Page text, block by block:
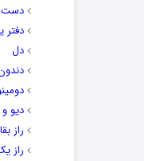
دست
دفتر
دل
دیو
راز بقا
راز